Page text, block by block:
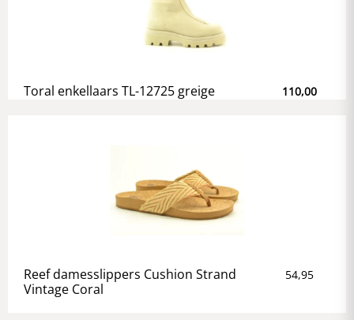
Toral enkellaars TL-12725 greige 110,00
Reef damesslippers Cushion Strand
Vintage Coral
54,95